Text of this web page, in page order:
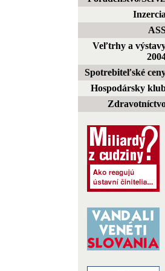
Inzercia
Veľtrhy a
Spotrebiteľské
Hospodársky